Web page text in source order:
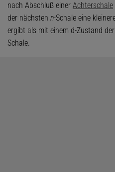
nach Abschluß einer Achterschale
der nächsten n-Schale eine
ergibt als mit einem d-Zustand
Schale.